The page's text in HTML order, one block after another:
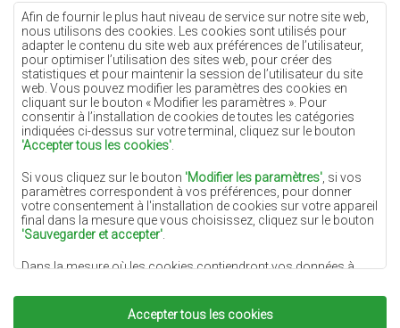
Afin de fournir le plus haut niveau de service sur notre site web,
nous utilisons des cookies. Les cookies sont utilisés pour
adapter le contenu du site web aux préférences de l’utilisateur,
pour optimiser l’utilisation des sites web, pour créer des
statistiques et pour maintenir la session de l’utilisateur du site
web. Vous pouvez modifier les paramètres des cookies en
cliquant sur le bouton « Modifier les paramètres ». Pour
consentir à l’installation de cookies de toutes les catégories
indiquées ci-dessus sur votre terminal, cliquez sur le bouton
'Accepter tous les cookies'
Si vous cliquez sur le bouton 'Modifier les paramètres' , si vos
paramètres correspondent à vos préférences, pour donner
votre consentement à l'installation de cookies sur votre appareil
final dans la mesure que vous choisissez, cliquez sur le bouton
'Sauvegarder et accepter'
Dans la mesure où les cookies contiendront vos données à
du responsable du traitement des données (DYWANYCHEMEX)
ou de tiers sous la forme de la fourniture de services de haute
qualité sur notre site Web et des activités de marketing du
Accepter tous les cookies
Tapis crème
Tapis lilas
Tapis jaunes
Tapis menthe
Tapis bleus
Tapis oranges
Tapis gris
Tapis terre cuite
Tapis dorés